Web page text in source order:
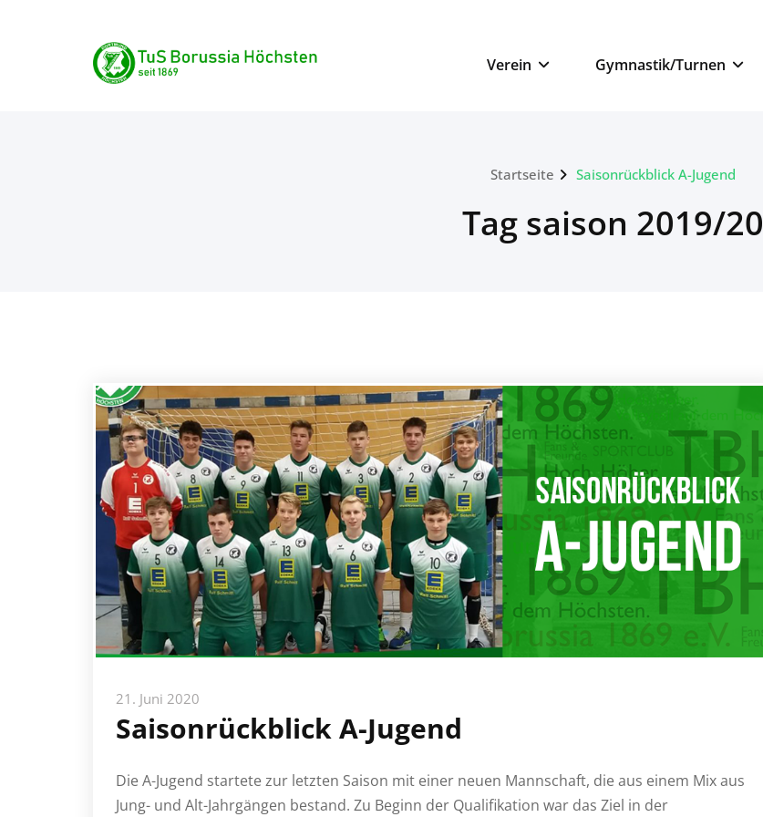
TuS Borussia Höchsten
seit 1869
Verein Gymnastik/Turnen
Startseite Saisonrückblick A-Jugend
Tag saison 2019/20
21. Juni 2020
Saisonrückblick A-Jugend
Die A-Jugend startete zur letzten Saison mit einer neuen Mannschaft, die aus einem Mix aus
Jung- und Alt-Jahrgängen bestand. Zu Beginn der Qualifikation war das Ziel in der